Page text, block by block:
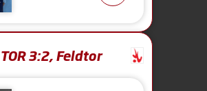
TOR 3:2, Feldtor